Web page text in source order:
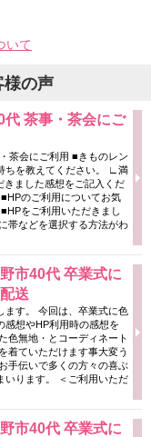
いて
様の声
代 茶事・茶会にご
茶会にご利用 ■きものレン
ちを教えてください。 ∟満
きました感想をご記入くだ
のご利用についてお気
をご利用いただきまし
帯などを選択する方法がわ
市40代 卒業式に
送
ます。 今回は、卒業式に色
感想やHP利用時の感想を
色無地・とコーディネート
着ていただけます事大変う
手伝いで多くの方々の喜ぶ
いります。 ＜ご利用いただ
市40代 卒業式に